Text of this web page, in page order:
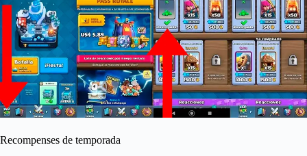
Recompenses de temporada